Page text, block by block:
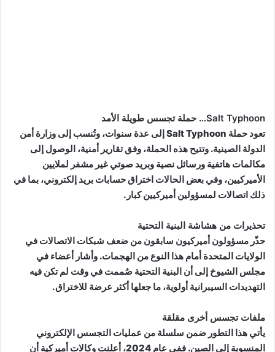
Salt Typhoon… حملة تجسس طويلة الأمد
تعود حملة Salt Typhoon إلى عدة سنوات، وتُنسب إلى وزارة أمن
الدولة الصينية. وتتيح هذه الحملة، وفق تقارير أمنية، الوصول إلى
مكالمات هاتفية ورسائل نصية وبريد صوتي غير مشفر لملايين
الأميركيين، وفي بعض الحالات اختراق حسابات بريد إلكتروني، بما في
ذلك اتصالات لمسؤولين أميركيين كبار.
تحذيرات من هشاشة البنية التحتية
حذّر مسؤولون أميركيون سابقون من ضعف شبكات الاتصالات في
الولايات المتحدة أمام هذا النوع من الهجمات. وأشار أعضاء في
مجلس الشيوخ إلى أن البنية التحتية صُممت في وقت لم تكن فيه
التهديدات السيبرانية أولوية، ما جعلها أكثر عرضة للاختراق.
ملفات تجسس أخرى مقلقة
يأتي هذا التطور ضمن سلسلة من عمليات التجسس الإلكتروني
المنسوبة إلى الصين. ففي عام 2024، أعلنت وكالات أميركية أن